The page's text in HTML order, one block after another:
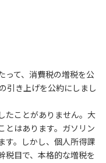
って、消費税の増税を公
引き上げを公約にしまし
たことがありません。大
とはあります。ガソリン
す。しかし、個人所得課
税目で、本格的な増税を